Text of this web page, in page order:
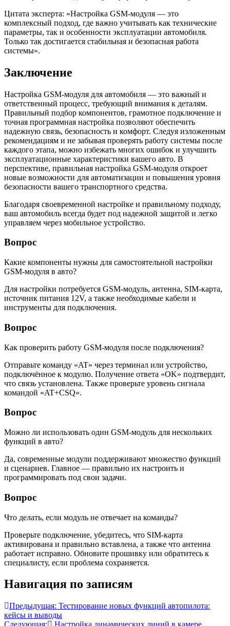
Цитата эксперта: «Настройка GSM-модуля — это
комплексный подход, где важно учитывать как технические
параметры, так и особенности эксплуатации автомобиля.
Только так достигается стабильная и безопасная работа
системы».
Заключение
Настройка GSM-модуля для автомобиля — это важный и
ответственный процесс, требующий внимания к деталям.
Правильный подбор компонентов, грамотное подключение и
точная программная настройка позволяют обеспечить
надежную связь, безопасность и комфорт. Следуя изложенным
рекомендациям и не забывая проверять работу системы после
каждого этапа, можно избежать многих ошибок и улучшить
эксплуатационные характеристики вашего авто. В
перспективе, правильная настройка GSM-модуля откроет
новые возможности для автоматизации и повышения уровня
безопасности вашего транспортного средства.
Благодаря своевременной настройке и правильному подходу,
ваш автомобиль всегда будет под надежной защитой и легко
управляем через мобильное устройство.
Вопрос
Какие компоненты нужны для самостоятельной настройки
GSM-модуля в авто?
Для настройки потребуется GSM-модуль, антенна, SIM-карта,
источник питания 12V, а также необходимые кабели и
инструменты для подключения.
Вопрос
Как проверить работу GSM-модуля после подключения?
Отправьте команду «AT» через терминал или устройство,
подключённое к модулю. Получение ответа «OK» подтвердит,
что связь установлена. Также проверьте уровень сигнала
командой «AT+CSQ».
Вопрос
Можно ли использовать один GSM-модуль для нескольких
функций в авто?
Да, современные модули поддерживают множество функций
и сценариев. Главное — правильно их настроить и
программировать под свои задачи.
Вопрос
Что делать, если модуль не отвечает на команды?
Проверьте подключение, убедитесь, что SIM-карта
активирована и правильно вставлена, а также что антенна
работает исправно. Обновите прошивку или обратитесь к
специалисту, если проблема сохраняется.
Навигация по записям
Предыдущая: Тестирование новых функций автопилота:
кейсы и выводы